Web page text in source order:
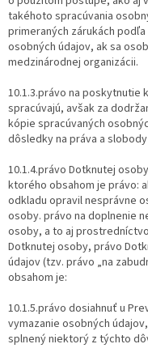
takéhoto spracúvania
primeraných zárukách podľa
osobných údajov, ak sa
medzinárodnej organizácii.
10.1.3.právo na poskytnutie
spracúvajú, avšak za
kópie spracúvaných
dôsledky na práva a
10.1.4.právo Dotknutej
ktorého obsahom je právo:
odkladu opravil nesprávne
osoby. právo na doplnenie
osoby, a to aj
Dotknutej osoby, právo
údajov (tzv. právo „na
obsahom je:
10.1.5.právo dosiahnuť u
vymazanie osobných
splnený niektorý z týchto